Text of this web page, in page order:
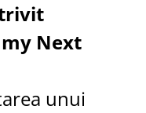
Next
unui